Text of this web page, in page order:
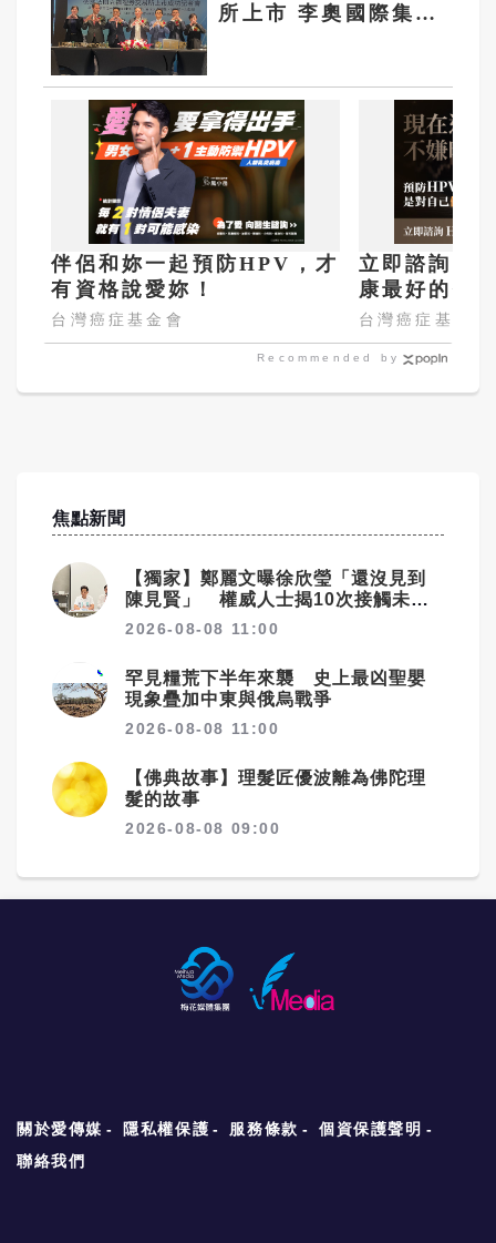
所上市 李奧國際集團
伴侶和妳一起預防HPV，才
有資格說愛妳！
台灣癌症基金會
立即諮詢
康最好的投
嫌晚！
台灣癌症基金會
Recommended by
焦點新聞
【獨家】鄭麗文曝徐欣瑩「還沒見到
陳見賢」 權威人士揭10次接觸未
果：整合最後一哩路
2026-08-08 11:00
罕見糧荒下半年來襲 史上最凶聖嬰
現象疊加中東與俄烏戰爭
2026-08-08 11:00
【佛典故事】理髮匠優波離為佛陀理
髮的故事
2026-08-08 09:00
關於愛傳媒 隱私權保護 服務條款
個資保護聲明
聯絡我們